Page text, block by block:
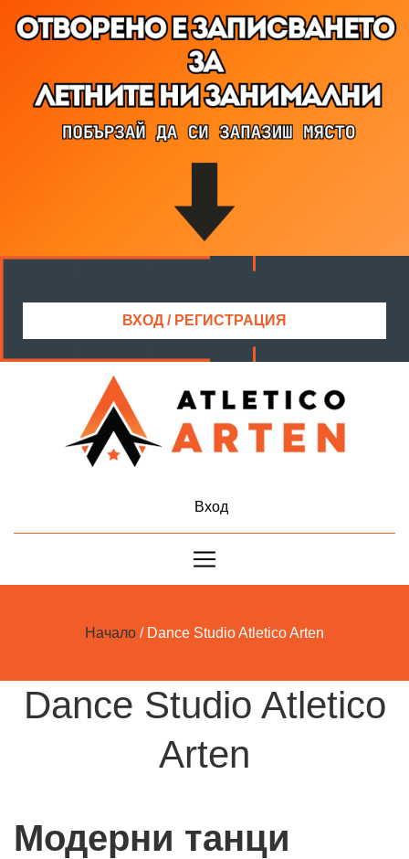
ВХОД / РЕГИСТРАЦИЯ
Вход
Начало Dance Studio Atletico Arten
Dance Studio Atletico
Arten
Модерни танци